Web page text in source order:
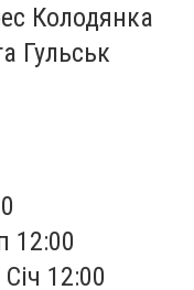
Колодянка
Гульськ
12:00
12:00